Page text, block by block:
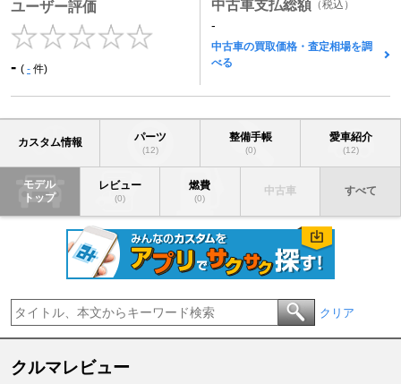
ユーザー評価
- ( - 件)
中古車支払総額 （税込）
-
中古車の買取価格・査定相場を調
べる
カスタム情報 パーツ
(12)
整備手帳
(0)
愛車紹介
(12)
モデル
トップ
レビュー
(0)
燃費
(0)
中古車 すべて
クリア
クルマレビュー